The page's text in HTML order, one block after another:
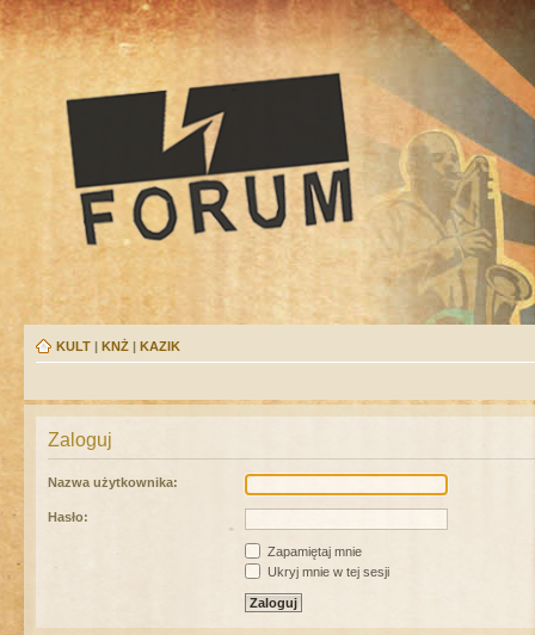
KULT | KNŻ | KAZIK
Zaloguj
Nazwa użytkownika:
Hasło:
Zapamiętaj mnie
Ukryj mnie w tej sesji